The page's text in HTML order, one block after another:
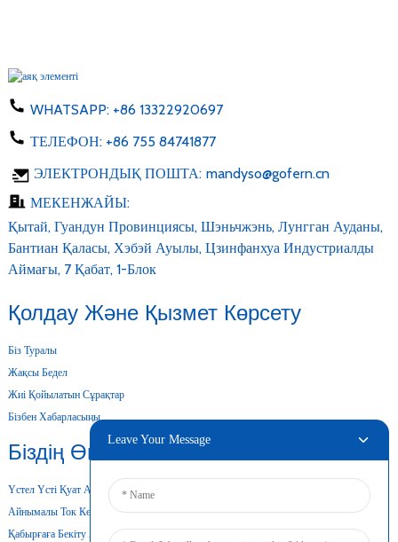
WHATSAPP: +86 13322920697
ТЕЛЕФОН: +86 755 84741877
ЭЛЕКТРОНДЫҚ ПОШТА: mandyso@gofern.cn
МЕКЕНЖАЙЫ:
Қытай, Гуандун Провинциясы, Шэньчжэнь, Лунгган Ауданы,
Бантиан Қаласы, Хэбэй Ауылы, Цзинфанхуа Индустриалды
Аймағы, 7 Қабат, 1-Блок
Қолдау Және Қызмет Көрсету
Біз Туралы
Жақсы Бедел
Жиі Қойылатын Сұрақтар
Бізбен Хабарласыңы
Біздің Өнімдеріміз
Үстел Үсті Қуат Адаптері
Айнымалы Ток Көзінің Тұрақты Қуат Көзі
Қабырғаға Бекіту Адаптері
Leave Your Message